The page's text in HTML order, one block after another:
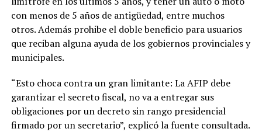
con menos de 5 años de antigüedad, entre muchos
otros. Además prohibe el doble beneficio para usuarios
que reciban alguna ayuda de los gobiernos provinciales y
municipales.
“Esto choca contra un gran limitante: La AFIP debe
garantizar el secreto fiscal, no va a entregar sus
obligaciones por un decreto sin rango presidencial
firmado por un secretario”, explicó la fuente consultada.